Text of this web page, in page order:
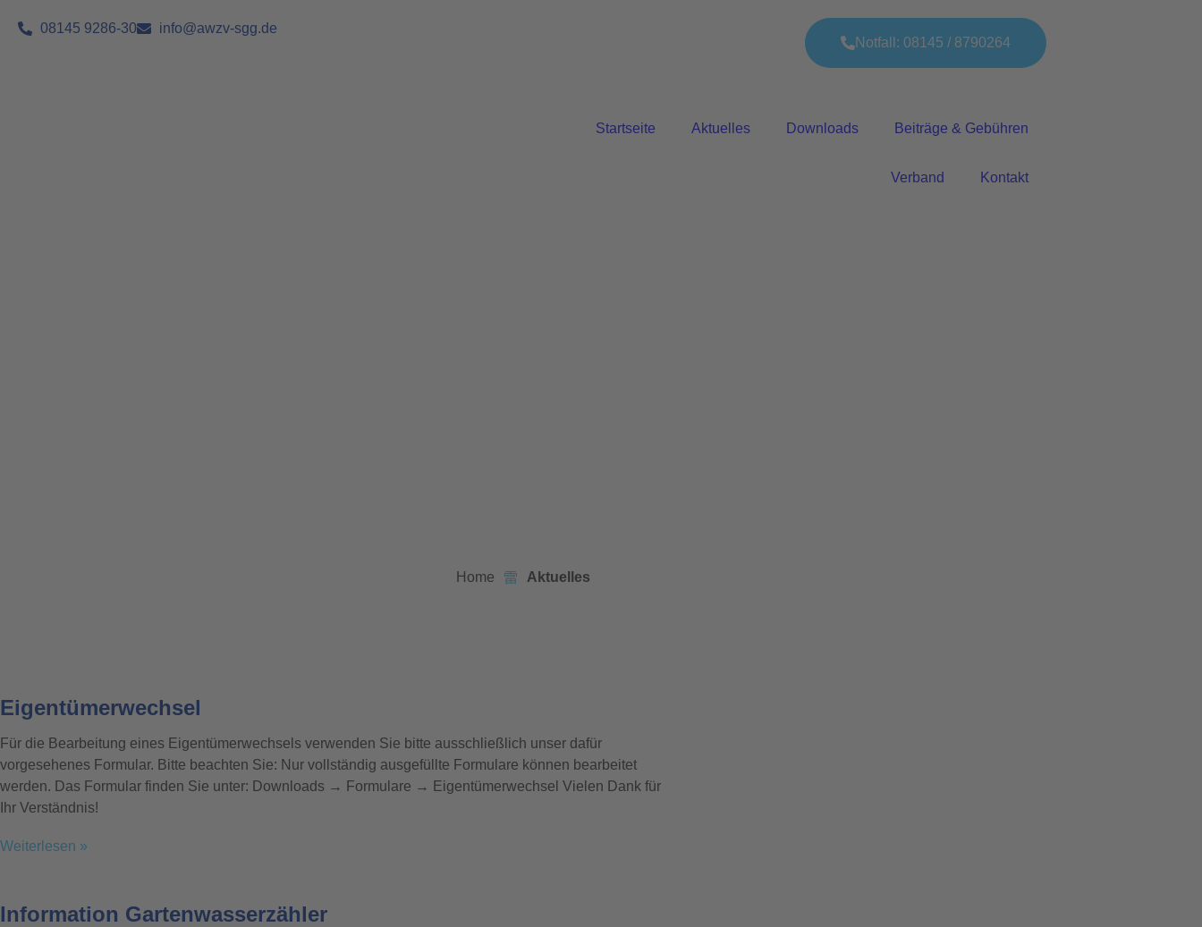
08145 9286-30
info@awzv-sgg.de
Notfall: 08145 / 8790264
Startseite Aktuelles Downloads Beiträge & Gebühren
Verband Kontakt
Home Aktuelles
Eigentümerwechsel
Für die Bearbeitung eines Eigentümerwechsels verwenden Sie bitte ausschließlich unser dafür
vorgesehenes Formular. Bitte beachten Sie: Nur vollständig ausgefüllte Formulare können bearbeitet
werden. Das Formular finden Sie unter: Downloads → Formulare → Eigentümerwechsel Vielen Dank für
Ihr Verständnis!
Weiterlesen »
Information Gartenwasserzähler